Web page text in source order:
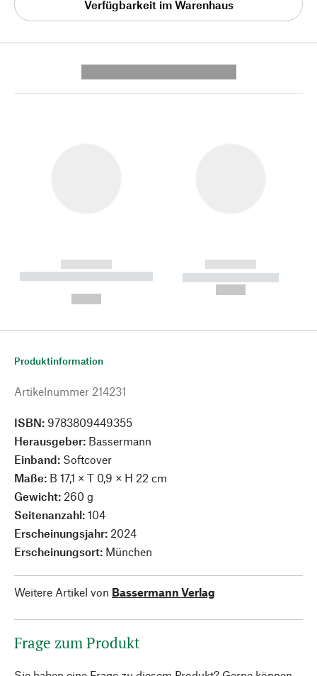
Verfügbarkeit im Warenhaus
------------
----------- ----------- --------
------------
----------- -----------
Produktinformation
Artikelnummer 214231
ISBN: 9783809449355
Herausgeber: Bassermann
Einband: Softcover
Maße: B 17,1 × T 0,9 × H 22 cm
Gewicht: 260 g
Seitenanzahl: 104
Erscheinungsjahr: 2024
Erscheinungsort: München
Weitere Artikel von Bassermann Verlag
Frage zum Produkt